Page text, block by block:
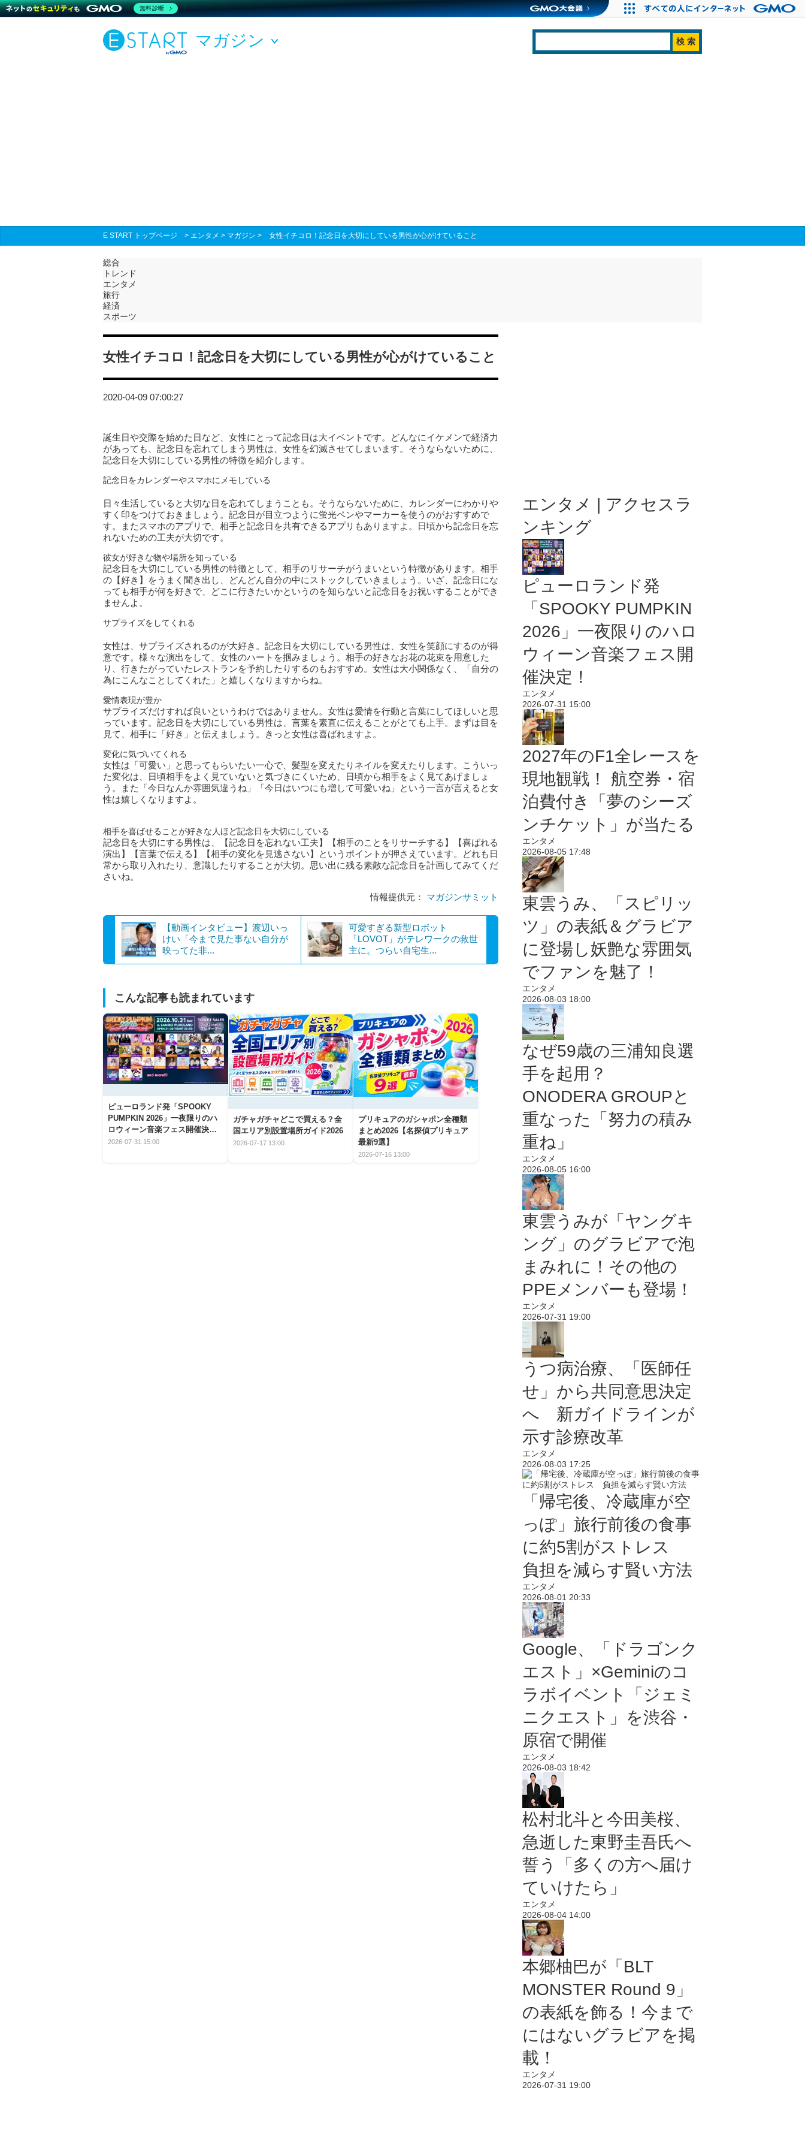
マガジン
E START トップページ > エンタメ > マガジン > 女性イチコロ！記念日を大切にしている男性が心がけていること
総合
トレンド
エンタメ
旅行
経済
スポーツ
女性イチコロ！記念日を大切にしている男性が心がけていること
2020-04-09 07:00:27
誕生日や交際を始めた日など、女性にとって記念日は大イベントです。どんなにイケメンで経済力
があっても、記念日を忘れてしまう男性は、女性を幻滅させてしまいます。そうならないために、
記念日を大切にしている男性の特徴を紹介します。
記念日をカレンダーやスマホにメモしている
日々生活していると大切な日を忘れてしまうことも。そうならないために、カレンダーにわかりや
すく印をつけておきましょう。記念日が目立つように蛍光ペンやマーカーを使うのがおすすめで
す。またスマホのアプリで、相手と記念日を共有できるアプリもありますよ。日頃から記念日を忘
れないための工夫が大切です。
彼女が好きな物や場所を知っている
記念日を大切にしている男性の特徴として、相手のリサーチがうまいという特徴があります。相手
の【好き】をうまく聞き出し、どんどん自分の中にストックしていきましょう。いざ、記念日にな
っても相手が何を好きで、どこに行きたいかというのを知らないと記念日をお祝いすることができ
ませんよ。
サプライズをしてくれる
女性は、サプライズされるのが大好き。記念日を大切にしている男性は、女性を笑顔にするのが得
意です。様々な演出をして、女性のハートを掴みましょう。相手の好きなお花の花束を用意した
り、行きたがっていたレストランを予約したりするのもおすすめ。女性は大小関係なく、「自分の
為にこんなことしてくれた」と嬉しくなりますからね。
愛情表現が豊か
サプライズだけすれば良いというわけではありません。女性は愛情を行動と言葉にしてほしいと思
っています。記念日を大切にしている男性は、言葉を素直に伝えることがとても上手。まずは目を
見て、相手に「好き」と伝えましょう。きっと女性は喜ばれますよ。
変化に気づいてくれる
女性は「可愛い」と思ってもらいたい一心で、髪型を変えたりネイルを変えたりします。こういっ
た変化は、日頃相手をよく見ていないと気づきにくいため、日頃から相手をよく見てあげましょ
う。また「今日なんか雰囲気違うね」「今日はいつにも増して可愛いね」という一言が言えると女
性は嬉しくなりますよ。
相手を喜ばせることが好きな人ほど記念日を大切にしている
記念日を大切にする男性は、【記念日を忘れない工夫】【相手のことをリサーチする】【喜ばれる
演出】【言葉で伝える】【相手の変化を見逃さない】というポイントが押さえています。どれも日
常から取り入れたり、意識したりすることが大切。思い出に残る素敵な記念日を計画してみてくだ
さいね。
情報提供元： マガジンサミット
【動画インタビュー】渡辺いっ
けい「今まで見た事ない自分が
映ってた非...
可愛すぎる新型ロボット
「LOVOT」がテレワークの救世
主に。つらい自宅生...
こんな記事も読まれています
ピューロランド発「SPOOKY
PUMPKIN 2026」一夜限りのハ
ロウィーン音楽フェス開催決
定！
2026-07-31 15:00
ガチャガチャどこで買える？全
国エリア別設置場所ガイド2026
2026-07-17 13:00
プリキュアのガシャポン全種類
まとめ2026【名探偵プリキュア
最新9選】
2026-07-16 13:00
エンタメ | アクセスラ
ンキング
ピューロランド発
「SPOOKY PUMPKIN
2026」一夜限りのハロ
ウィーン音楽フェス開
催決定！
エンタメ
2026-07-31 15:00
2027年のF1全レースを
現地観戦！ 航空券・宿
泊費付き「夢のシーズ
ンチケット」が当たる
エンタメ
2026-08-05 17:48
東雲うみ、「スピリッ
ツ」の表紙＆グラビア
に登場し妖艶な雰囲気
でファンを魅了！
エンタメ
2026-08-03 18:00
なぜ59歳の三浦知良選
手を起用？
ONODERA GROUPと
重なった「努力の積み
重ね」
エンタメ
2026-08-05 16:00
東雲うみが「ヤングキ
ング」のグラビアで泡
まみれに！その他の
PPEメンバーも登場！
エンタメ
2026-07-31 19:00
うつ病治療、「医師任
せ」から共同意思決定
へ 新ガイドラインが
示す診療改革
エンタメ
2026-08-03 17:25
「帰宅後、冷蔵庫が空
っぽ」旅行前後の食事
に約5割がストレス
負担を減らす賢い方法
エンタメ
2026-08-01 20:33
Google、「ドラゴンク
エスト」×Geminiのコ
ラボイベント「ジェミ
ニクエスト」を渋谷・
原宿で開催
エンタメ
2026-08-03 18:42
松村北斗と今田美桜、
急逝した東野圭吾氏へ
誓う「多くの方へ届け
ていけたら」
エンタメ
2026-08-04 14:00
本郷柚巴が「BLT
MONSTER Round 9」
の表紙を飾る！今まで
にはないグラビアを掲
載！
エンタメ
2026-07-31 19:00
無料診断